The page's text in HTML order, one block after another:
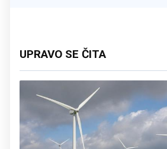
UPRAVO SE ČITA